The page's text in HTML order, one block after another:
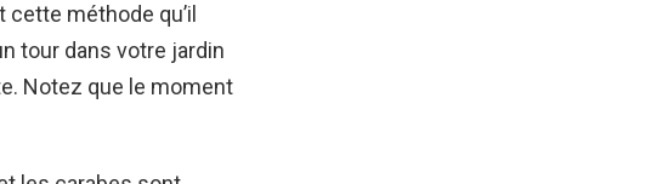
cette méthode qu’il
tour dans votre jardin
Notez que le moment